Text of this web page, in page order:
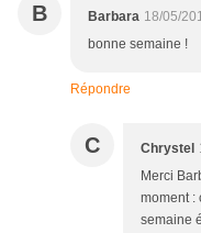
B Barbara 18/05/
bonne semaine !
Répondre
C Chrystel
Merci
moment :
semaine